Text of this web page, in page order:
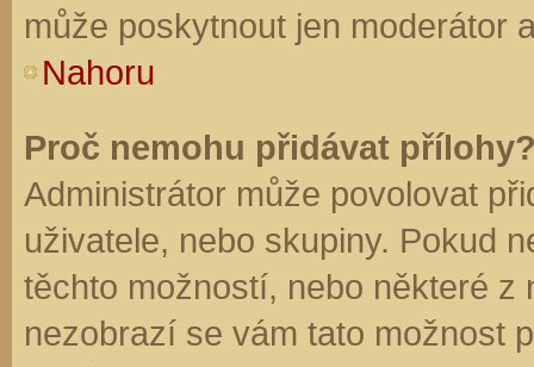
může poskytnout jen moderátor
Nahoru
Proč nemohu přidávat
Administrátor může povolovat
uživatele, nebo skupiny. Pokud
těchto možností, nebo některé z
nezobrazí se vám tato možnost